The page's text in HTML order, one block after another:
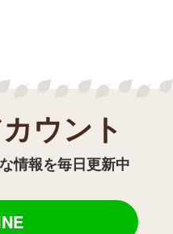
ウント
情報を毎日更新中